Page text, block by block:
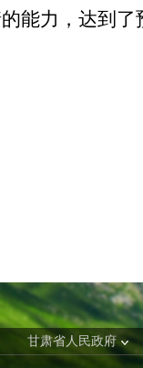
能力，达到了
甘肃省人民政府